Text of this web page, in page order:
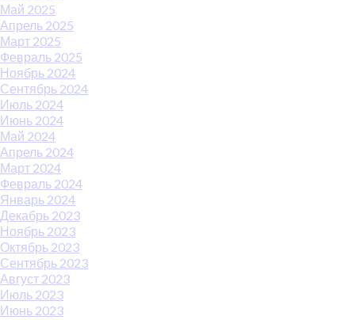
Май 2025
Апрель 2025
Март 2025
Февраль 2025
Ноябрь 2024
Сентябрь 2024
Июль 2024
Июнь 2024
Май 2024
Апрель 2024
Март 2024
Февраль 2024
Январь 2024
Декабрь 2023
Ноябрь 2023
Октябрь 2023
Сентябрь 2023
Август 2023
Июль 2023
Июнь 2023